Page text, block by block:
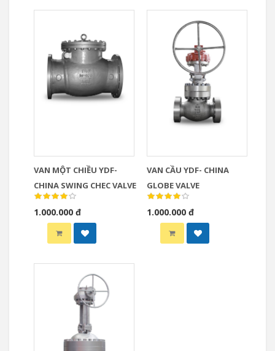
VAN MỘT CHIỀU YDF-
CHINA SWING CHEC VALVE
1.000.000 đ
VAN CẦU YDF- CHINA
GLOBE VALVE
1.000.000 đ